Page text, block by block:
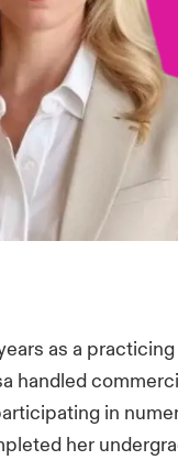
as a
handled
in
her